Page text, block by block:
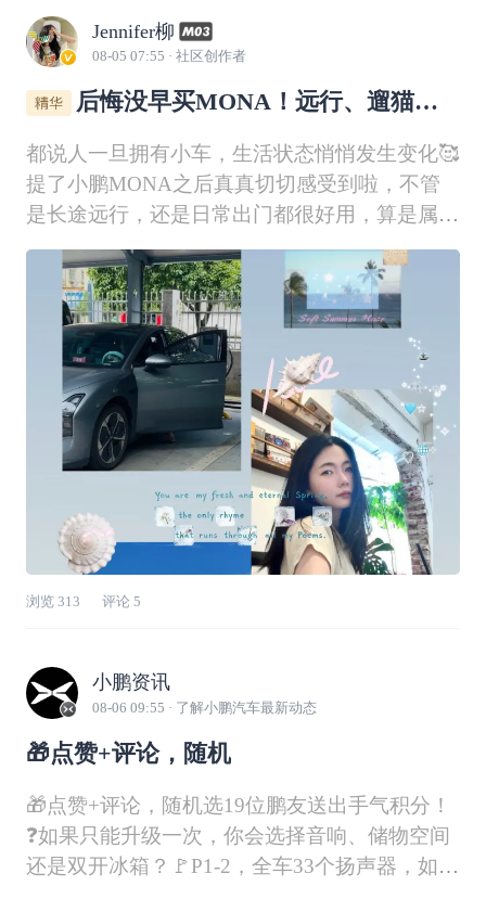
Jennifer柳
08-05 07:55 · 社区创作者
后悔没早买MONA！远行、遛猫、
都说人一旦拥有小车，生活状态悄悄发生变化🥰
提了小鹏MONA之后真真切切感受到啦，不管
是长途远行，还是日常出门都很好用，算是属于
我的移动小家咯。#鹏友生活#🚗一路向西｜开
MONA奔赴青海大西北前段时间开小灰MONA
自驾去青海啦🌄。续航表现很踏实，山路行驶电
耗控制得不错，不用时刻焦虑充电。开起来
浏览 313 评论 5
小鹏资讯
08-06 09:55 · 了解小鹏汽车最新动态
🎁点赞+评论，随机
🎁点赞+评论，随机选19位鹏友送出手气积分！
❓如果只能升级一次，你会选择音响、储物空间
还是双开冰箱？🚩P1-2，全车33个扬声器，如同